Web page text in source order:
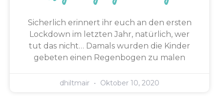
Sicherlich erinnert ihr euch an den ersten
Lockdown im letzten Jahr, natürlich, wer
tut das nicht… Damals wurden die Kinder
gebeten einen Regenbogen zu malen
dhiltmair Oktober 10, 2020